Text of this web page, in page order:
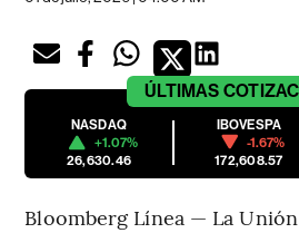
ÚLTIMAS
NASDAQ
+1.07%
26,630.46
IBOVESPA
-1.67%
172,608.57
Bloomberg Línea — La